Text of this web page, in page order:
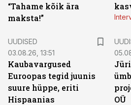
“Tahame kõik ära
maksta!”
UUDISED
03.08.26, 13:51
Kaubavargused
Euroopas tegid juunis
suure hüppe, eriti
Hispaanias
OÜ